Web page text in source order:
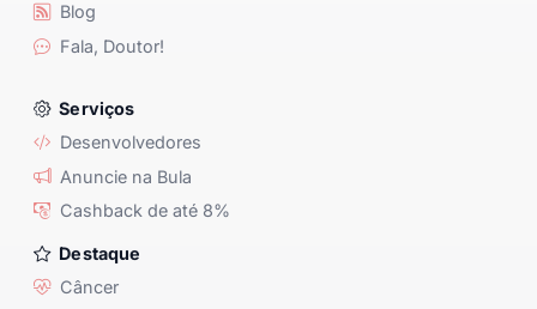
Blog
Fala, Doutor!
Serviços
Desenvolvedores
Anuncie na Bula
Cashback de até 8%
Destaque
Câncer